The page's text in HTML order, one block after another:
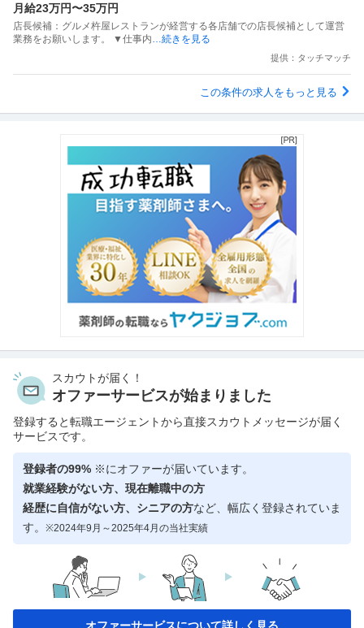
月給23万円〜35万円
店長候補：グルメ杵屋レストランが経営する各店舗での店長候補として運営
業務をお願いします。 ▼仕事内 …続きを見る
提供：タッチマッチ
この条件の求人をもっと見る
スカウトが届く！
オファーサービスが始まりました
登録すると転職エージェントから直接スカウトメッセージが届く
サービスです。
登録者の99% ※にオファーが届いています。
就業経験がない方、現在離職中の方
経歴に自信がない方、シニアの方など、幅広く登録されていま
す。 ※2024年9月～2025年4月の当社実績
オファーサービスについて詳しく見る